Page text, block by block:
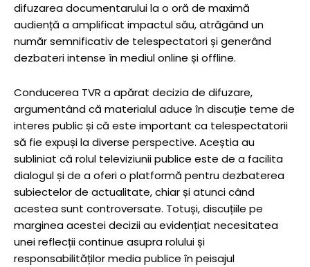
difuzarea documentarului la o oră de maximă
audiență a amplificat impactul său, atrăgând un
număr semnificativ de telespectatori și generând
dezbateri intense în mediul online și offline.
Conducerea TVR a apărat decizia de difuzare,
argumentând că materialul aduce în discuție teme de
interes public și că este important ca telespectatorii
să fie expuși la diverse perspective. Aceștia au
subliniat că rolul televiziunii publice este de a facilita
dialogul și de a oferi o platformă pentru dezbaterea
subiectelor de actualitate, chiar și atunci când
acestea sunt controversate. Totuși, discuțiile pe
marginea acestei decizii au evidențiat necesitatea
unei reflecții continue asupra rolului și
responsabilităților media publice în peisajul